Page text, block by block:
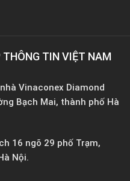
THÔNG TIN VIỆT NAM
Vinaconex Diamond
Bạch Mai, thành phố Hà
16 ngõ 29 phố Trạm,
Nội.